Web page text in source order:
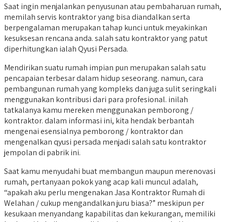
Saat ingin menjalankan penyusunan atau pembaharuan rumah,
memilah servis kontraktor yang bisa diandalkan serta
berpengalaman merupakan tahap kunci untuk meyakinkan
kesuksesan rencana anda. salah satu kontraktor yang patut
diperhitungkan ialah Qyusi Persada.
Mendirikan suatu rumah impian pun merupakan salah satu
pencapaian terbesar dalam hidup seseorang. namun, cara
pembangunan rumah yang kompleks dan juga sulit seringkali
menggunakan kontribusi dari para profesional. inilah
tatkalanya kamu mereken menggunakan pemborong /
kontraktor. dalam informasi ini, kita hendak berbantah
mengenai esensialnya pemborong / kontraktor dan
mengenalkan qyusi persada menjadi salah satu kontraktor
jempolan di pabrik ini.
Saat kamu menyudahi buat membangun maupun merenovasi
rumah, pertanyaan pokok yang acap kali muncul adalah,
“apakah aku perlu mengenakan Jasa Kontraktor Rumah di
Welahan / cukup mengandalkan juru biasa?” meskipun per
kesukaan menyandang kapabilitas dan kekurangan, memiliki